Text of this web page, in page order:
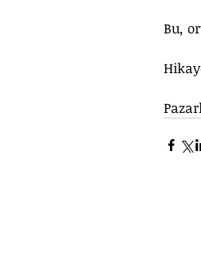
Bu,